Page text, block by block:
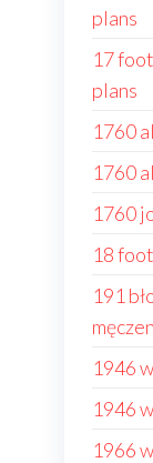
plans
17
plans
1760
1760
1760
18
191
1946
1946
1966